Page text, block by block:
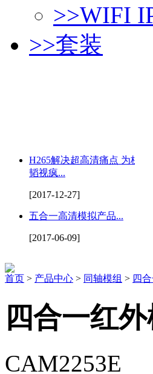
>>WIFI
>>套装
H265解决超高清痛点 为杭州
韬视疯...
[2017-12-27]
五合一高清模拟产品...
[2017-06-09]
首页 > 产品中心 > 同轴模组 > 四
四合一红
CAM2253E